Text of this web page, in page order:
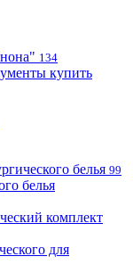
134
купить
белья 99
белья
комплект
для